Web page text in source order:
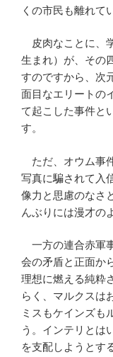
くの市民も離れて
皮肉なことに、
生まれ）が、その
すのですから、次
面目なエリートの
て起こした事件と
す。
ただ、オウム事
写真に騙されて入
像力と思慮のなさ
んぶりには漫才の
一方の連合赤軍
会の矛盾と正面か
理想に燃える純粋
らく、マルクスは
ミスもケインズも
う。インテリとは
を支配しようとす